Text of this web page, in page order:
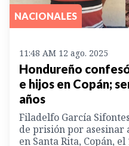
NACIONALES
11:48 AM 12 ago. 2025
Hondureño
e hijos en Copán;
años
Filadelfo García
de prisión por asesinar
en Santa Rita, Copán,